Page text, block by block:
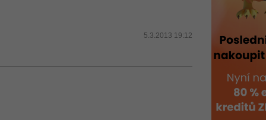
5.3.2013 19:12